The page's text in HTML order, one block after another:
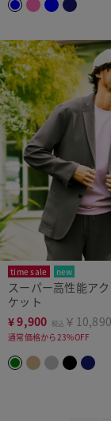
time sale
new
上下セットで5,000円OFF
スーパー高性能ア
ケット
¥9,900 税込 ￥10,890
通常価格から23%OFF